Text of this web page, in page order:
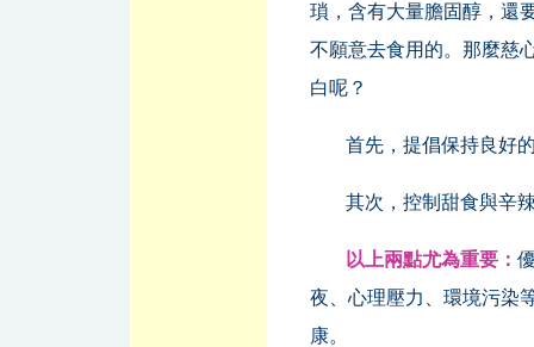
瑣，含有大量膽固醇，還
不願意去食用的。那麼慈
白呢？
首先，提倡保持良好
其次，控制甜食與辛
以上兩點尤為重要：
夜、心理壓力、環境污染
康。